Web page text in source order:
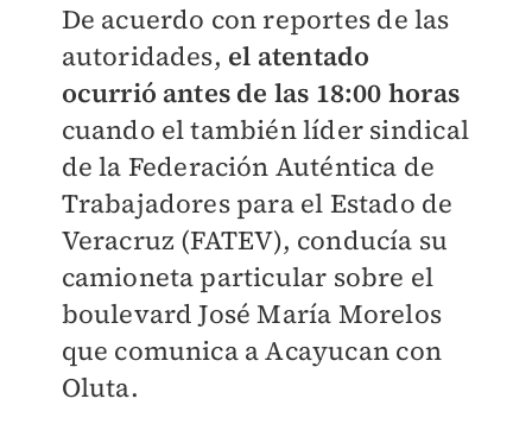
De acuerdo con reportes de las
autoridades, el atentado
ocurrió antes de las 18:00 horas
cuando el también líder sindical
de la Federación Auténtica de
Trabajadores para el Estado de
Veracruz (FATEV), conducía su
camioneta particular sobre el
boulevard José María Morelos
que comunica a Acayucan con
Oluta.